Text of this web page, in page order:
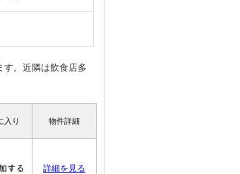
す。近隣は飲食店多
入り 物件詳細
詳細を見る